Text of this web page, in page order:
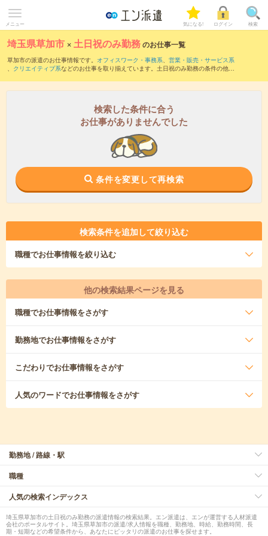
メニュー 気になる! ログイン 検索
埼玉県草加市 ×土日祝のみ勤務のお仕事一覧
草加市の派遣のお仕事情報です。 オフィスワーク・事務系、 営業・販売・サービス系
、 クリエイティブ系などのお仕事を取り揃えています。土日祝のみ勤務の条件の他
検索した条件に合う
お仕事がありませんでした
条件を変更して再検索
検索条件を追加して絞り込む
職種でお仕事情報を絞り込む
他の検索結果ページを見る
職種でお仕事情報をさがす
勤務地でお仕事情報をさがす
こだわりでお仕事情報をさがす
人気のワードでお仕事情報をさがす
勤務地 / 路線・駅
職種
人気の検索インデックス
埼玉県草加市の土日祝のみ勤務の派遣情報の検索結果。エン派遣は、エンが運営する人材派遣
会社のポータルサイト。埼玉県草加市の派遣/求人情報を職種、勤務地、時給、勤務時間、長
期・短期などの希望条件から、あなたにピッタリの派遣のお仕事を探せます。